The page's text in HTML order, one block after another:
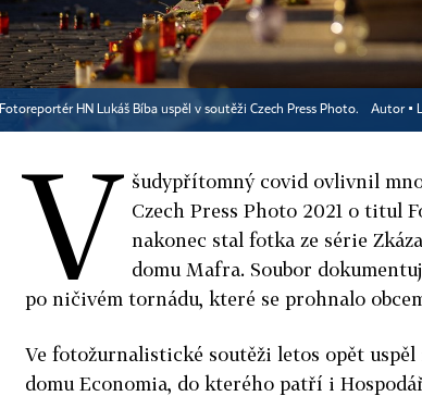
Fotoreportér HN Lukáš Bíba uspěl v soutěži Czech Press Photo. Autor ▪
V šudypřítomný covid ovlivnil
Czech Press Photo 2021 o titul
nakonec stal fotka ze série
domu Mafra. Soubor
po ničivém tornádu, které se prohnalo
Ve fotožurnalistické soutěži letos opět
domu Economia, do kterého patří i